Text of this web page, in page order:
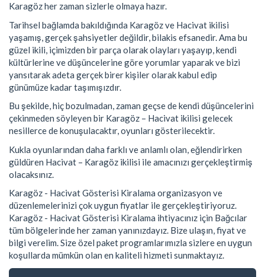
Karagöz her zaman sizlerle olmaya hazır.
Tarihsel bağlamda bakıldığında Karagöz ve Hacivat ikilisi
yaşamış, gerçek şahsiyetler değildir, bilakis efsanedir. Ama bu
güzel ikili, içimizden bir parça olarak olayları yaşayıp, kendi
kültürlerine ve düşüncelerine göre yorumlar yaparak ve bizi
yansıtarak adeta gerçek birer kişiler olarak kabul edip
günümüze kadar taşımışızdır.
Bu şekilde, hiç bozulmadan, zaman geçse de kendi düşüncelerini
çekinmeden söyleyen bir Karagöz – Hacivat ikilisi gelecek
nesillerce de konuşulacaktır, oyunları gösterilecektir.
Kukla oyunlarından daha farklı ve anlamlı olan, eğlendirirken
güldüren Hacivat – Karagöz ikilisi ile amacınızı gerçekleştirmiş
olacaksınız.
Karagöz - Hacivat Gösterisi Kiralama organizasyon ve
düzenlemelerinizi çok uygun fiyatlar ile gerçekleştiriyoruz.
Karagöz - Hacivat Gösterisi Kiralama ihtiyacınız için Bağcılar
tüm bölgelerinde her zaman yanınızdayız. Bize ulaşın, fiyat ve
bilgi verelim. Size özel paket programlarımızla sizlere en uygun
koşullarda mümkün olan en kaliteli hizmeti sunmaktayız.